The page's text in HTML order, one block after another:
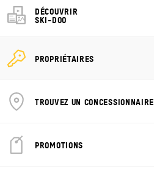
DÉCOUVRIR
SKI-DOO
PROPRIÉTAIRES
TROUVEZ UN CONCESSIONNAIRE
PROMOTIONS
Parl'équipe Ski-Doo
juillet 2023